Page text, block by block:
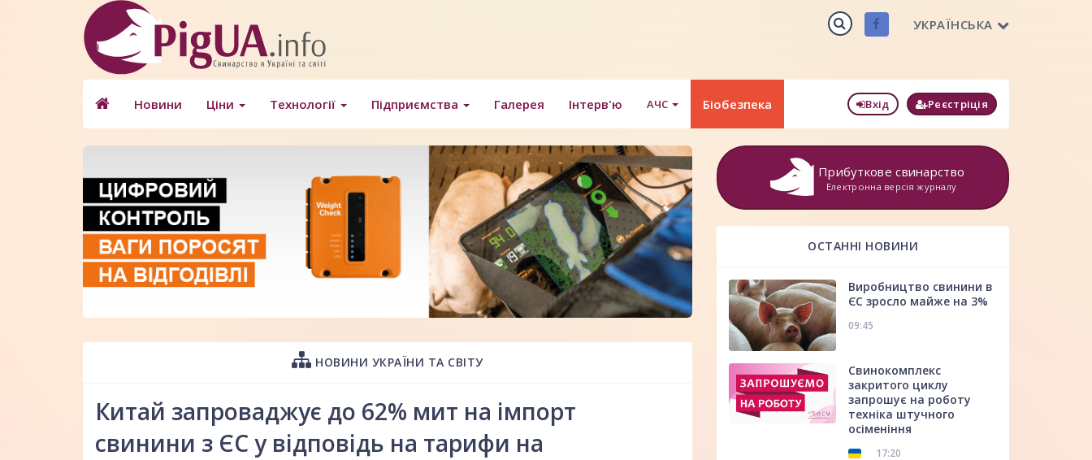
УКРАЇНСЬКА
Новини Ціни Технології Підприємства Галерея Інтерв'ю АЧС Біобезпека Вхід Реєстріція
НОВИНИ УКРАЇНИ ТА СВІТУ
Китай запроваджує до 62% мит на імпорт
свинини з ЄС у відповідь на тарифи на
Прибуткове свинарство
Електронна версія журналу
ОСТАННІ НОВИНИ
Виробництво свинини в
ЄС зросло майже на 3%
09:45
Свинокомплекс
закритого циклу
запрошує на роботу
техніка штучного
осіменіння
17:20